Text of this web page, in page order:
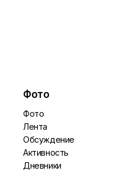
Фото
Фото
Лента
Обсуждение
Активность
Дневники